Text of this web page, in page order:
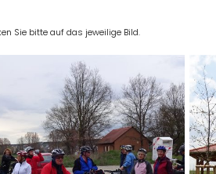
Sie bitte auf das jeweilige Bild.